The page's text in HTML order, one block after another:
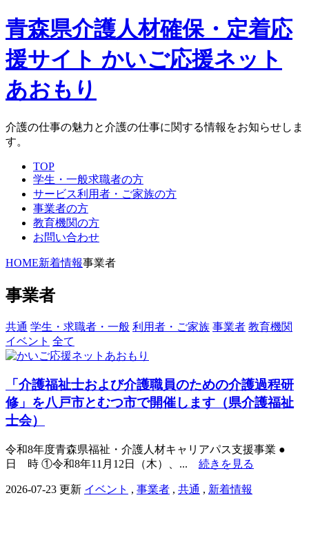
青森県介護人材確保・定着応
援サイト かいご応援ネット
あおもり
介護の仕事の魅力と介護の仕事に関する情報をお知らせしま
す。
TOP
学生・一般求職者の方
サービス利用者・ご家族の方
事業者の方
教育機関の方
お問い合わせ
HOME新着情報事業者
事業者
共通 学生・求職者・一般 利用者・ご家族 事業者 教育機関
イベント 全て
「介護福祉士および介護職員のための介護過程研
修」を八戸市とむつ市で開催します（県介護福祉
士会）
令和8年度青森県福祉・介護人材キャリアパス支援事業 ●
日 時 ①令和8年11月12日（木）、... 続きを見る
2026-07-23 更新 イベント , 事業者 , 共通 , 新着情報